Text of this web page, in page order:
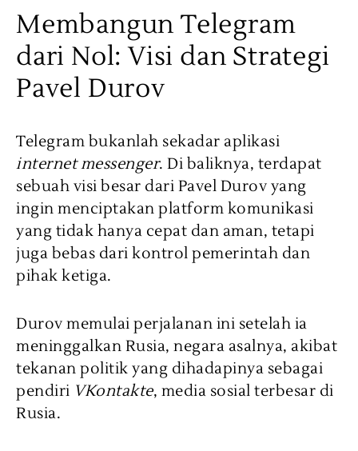
Membangun Telegram
dari Nol: Visi dan Strategi
Pavel Durov
Telegram bukanlah sekadar aplikasi
internet messenger. Di baliknya, terdapat
sebuah visi besar dari Pavel Durov yang
ingin menciptakan platform komunikasi
yang tidak hanya cepat dan aman, tetapi
juga bebas dari kontrol pemerintah dan
pihak ketiga.
Durov memulai perjalanan ini setelah ia
meninggalkan Rusia, negara asalnya, akibat
tekanan politik yang dihadapinya sebagai
pendiri VKontakte, media sosial terbesar di
Rusia.